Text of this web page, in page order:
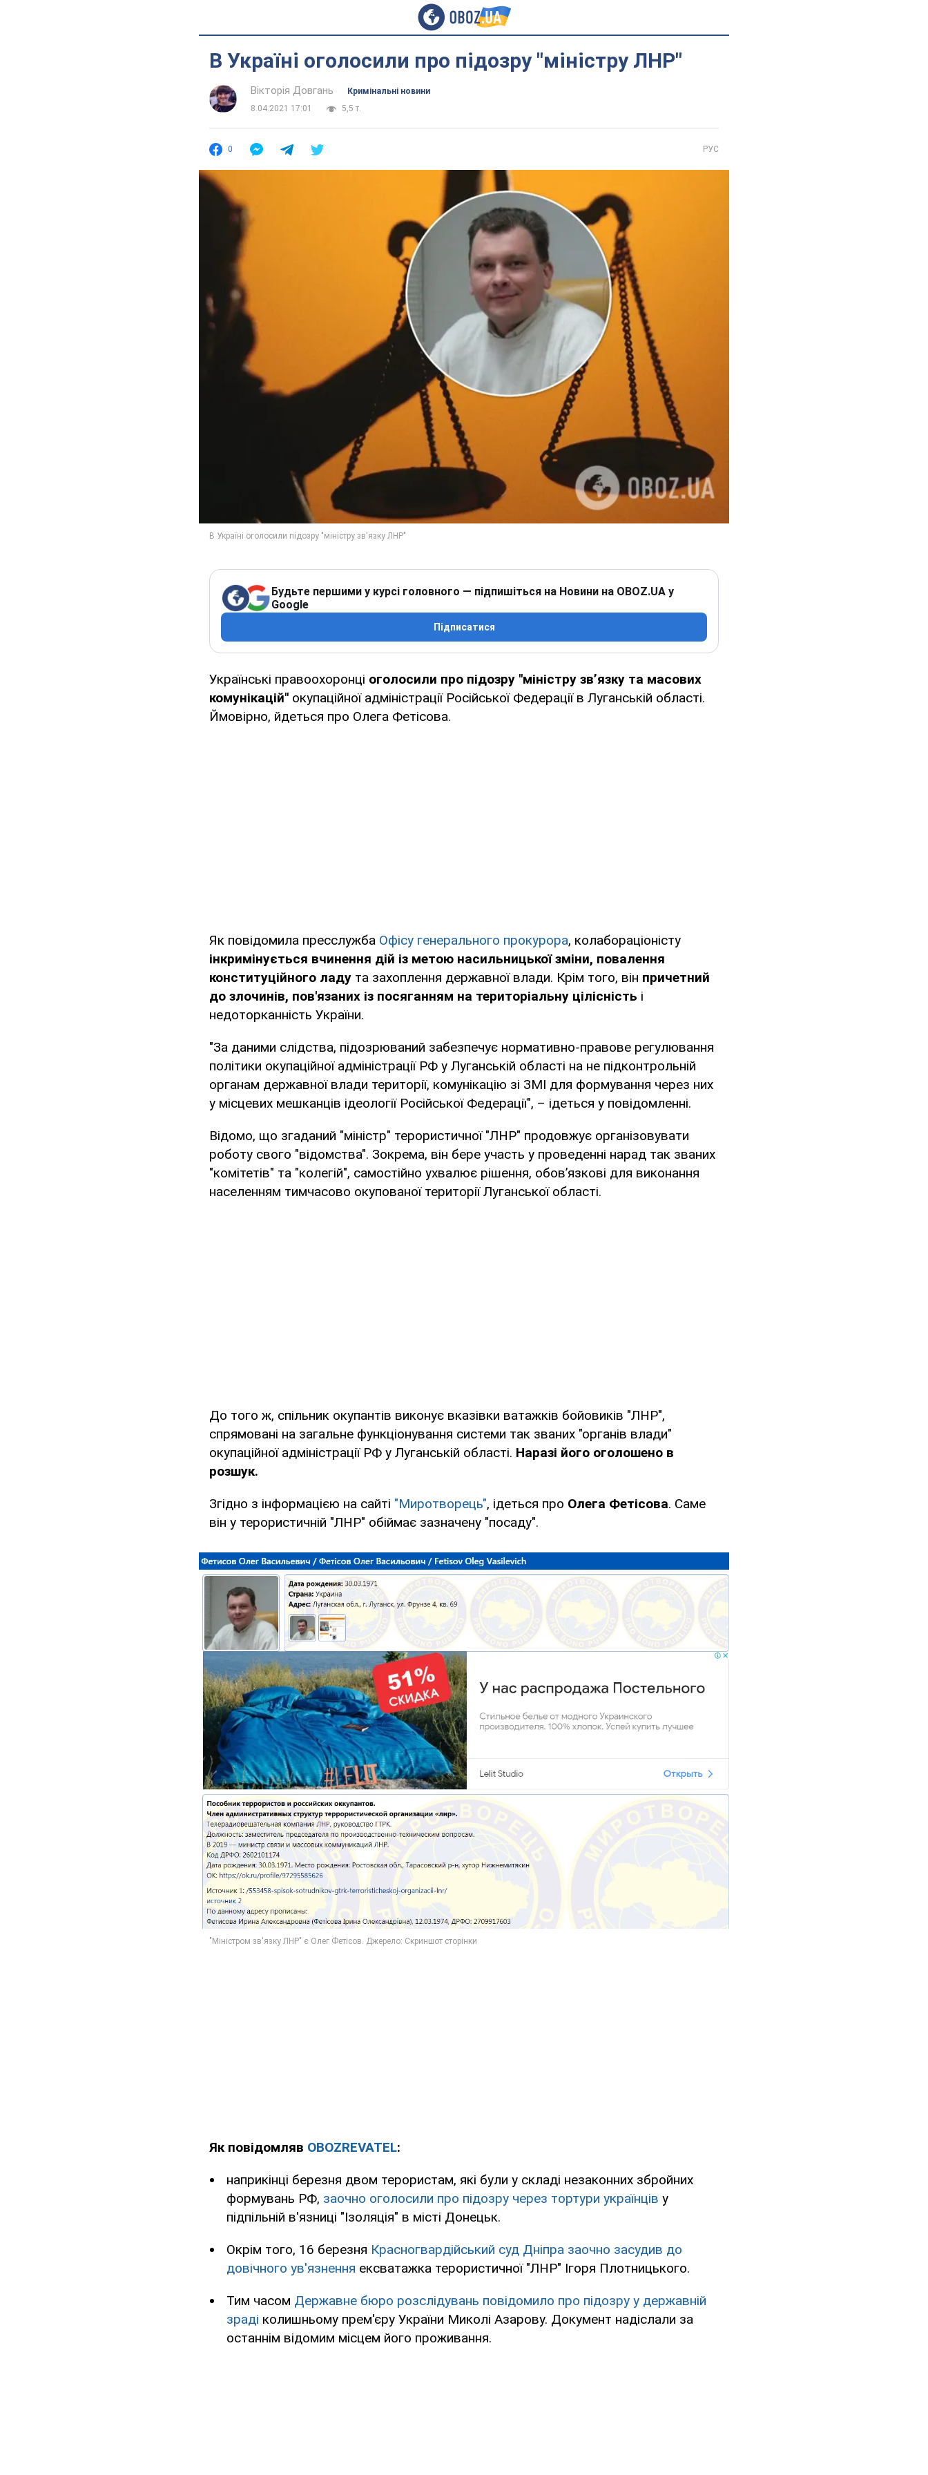
В Україні оголосили про підозру "міністру ЛНР"
Вікторія Довгань
Кримінальні новини
8.04.2021 17:01
5,5 т.
0 РУС
Будьте першими у курсі головного — підпишіться на Новини на OBOZ.UA у
Google
Підписатися
Українські правоохоронці оголосили про підозру "міністру зв’язку та масових
комунікацій" окупаційної адміністрації Російської Федерації в Луганській області.
Ймовірно, йдеться про Олега Фетісова.
Як повідомила пресслужба Офісу генерального прокурора, колабораціоністу
інкримінується вчинення дій із метою насильницької зміни, повалення
конституційного ладу та захоплення державної влади. Крім того, він причетний
до злочинів, пов'язаних із посяганням на територіальну цілісність і
недоторканність України.
"За даними слідства, підозрюваний забезпечує нормативно-правове регулювання
політики окупаційної адміністрації РФ у Луганській області на не підконтрольній
органам державної влади території, комунікацію зі ЗМІ для формування через них
у місцевих мешканців ідеології Російської Федерації", – ідеться у повідомленні.
Відомо, що згаданий "міністр" терористичної "ЛНР" продовжує організовувати
роботу свого "відомства". Зокрема, він бере участь у проведенні нарад так званих
"комітетів" та "колегій", самостійно ухвалює рішення, обов’язкові для виконання
населенням тимчасово окупованої території Луганської області.
До того ж, спільник окупантів виконує вказівки ватажків бойовиків "ЛНР",
спрямовані на загальне функціонування системи так званих "органів влади"
окупаційної адміністрації РФ у Луганській області. Наразі його оголошено в
розшук.
Згідно з інформацією на сайті "Миротворець", ідеться про Олега Фетісова. Саме
він у терористичній "ЛНР" обіймає зазначену "посаду".
Як повідомляв OBOZREVATEL:
наприкінці березня двом терористам, які були у складі незаконних збройних
формувань РФ, заочно оголосили про підозру через тортури українців у
підпільній в'язниці "Ізоляція" в місті Донецьк.
Окрім того, 16 березня Красногвардійський суд Дніпра заочно засудив до
довічного ув'язнення ексватажка терористичної "ЛНР" Ігоря Плотницького.
Тим часом Державне бюро розслідувань повідомило про підозру у державній
зраді колишньому прем'єру України Миколі Азарову. Документ надіслали за
останнім відомим місцем його проживання.